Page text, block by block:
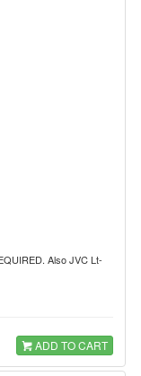
Also JVC Lt-
ADD TO CART